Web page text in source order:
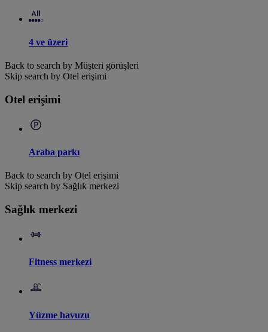
4 ve üzeri
Back to search by Müşteri görüşleri
Skip search by Otel erişimi
Otel erişimi
Araba parkı
Back to search by Otel erişimi
Skip search by Sağlık merkezi
Sağlık merkezi
Fitness merkezi
Yüzme havuzu